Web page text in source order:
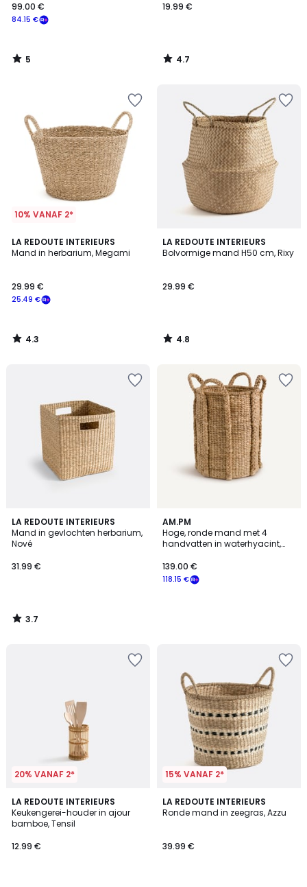
84.15 €
99.00 €
5
/
19.99 €
4.7
/
10% VANAF 2*
LA REDOUTE INTERIEURS
Mand in herbarium, Megami
25.49 €
29.99 €
4.3
/ 5
4.3
/
LA REDOUTE INTERIEURS
Bolvormige mand H50 cm, Rixy
29.99 €
4.8
/ 5
4.8
/
LA REDOUTE INTERIEURS
Mand in gevlochten herbarium,
Nové
31.99 €
3.7
/ 5
3.7
/
AM.PM
Hoge, ronde mand met 4
handvatten in waterhyacint,
118.15 €
139.00 €
20% VANAF 2*
LA REDOUTE INTERIEURS
Keukengerei-houder in ajour
bamboe, Tensil
12.99 €
4.7
/ 5
15% VANAF 2*
LA REDOUTE INTERIEURS
Ronde mand in zeegras, Azzu
39.99 €
4.7
/ 5